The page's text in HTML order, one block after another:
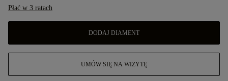
Płać w 3 ratach
DODAJ DIAMENT
UMÓW SIĘ NA WIZYTĘ